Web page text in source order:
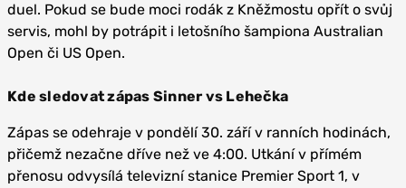
duel. Pokud se bude moci rodák z Kněžmostu opřít o svůj
servis, mohl by potrápit i letošního šampiona Australian
Open či US Open.
Kde sledovat zápas Sinner vs Lehečka
Zápas se odehraje v pondělí 30. září v ranních hodinách,
přičemž nezačne dříve než ve 4:00. Utkání v přímém
přenosu odvysílá televizní stanice Premier Sport 1, v